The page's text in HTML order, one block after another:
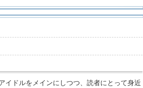
イドルをメインにしつつ、読者にとって身近